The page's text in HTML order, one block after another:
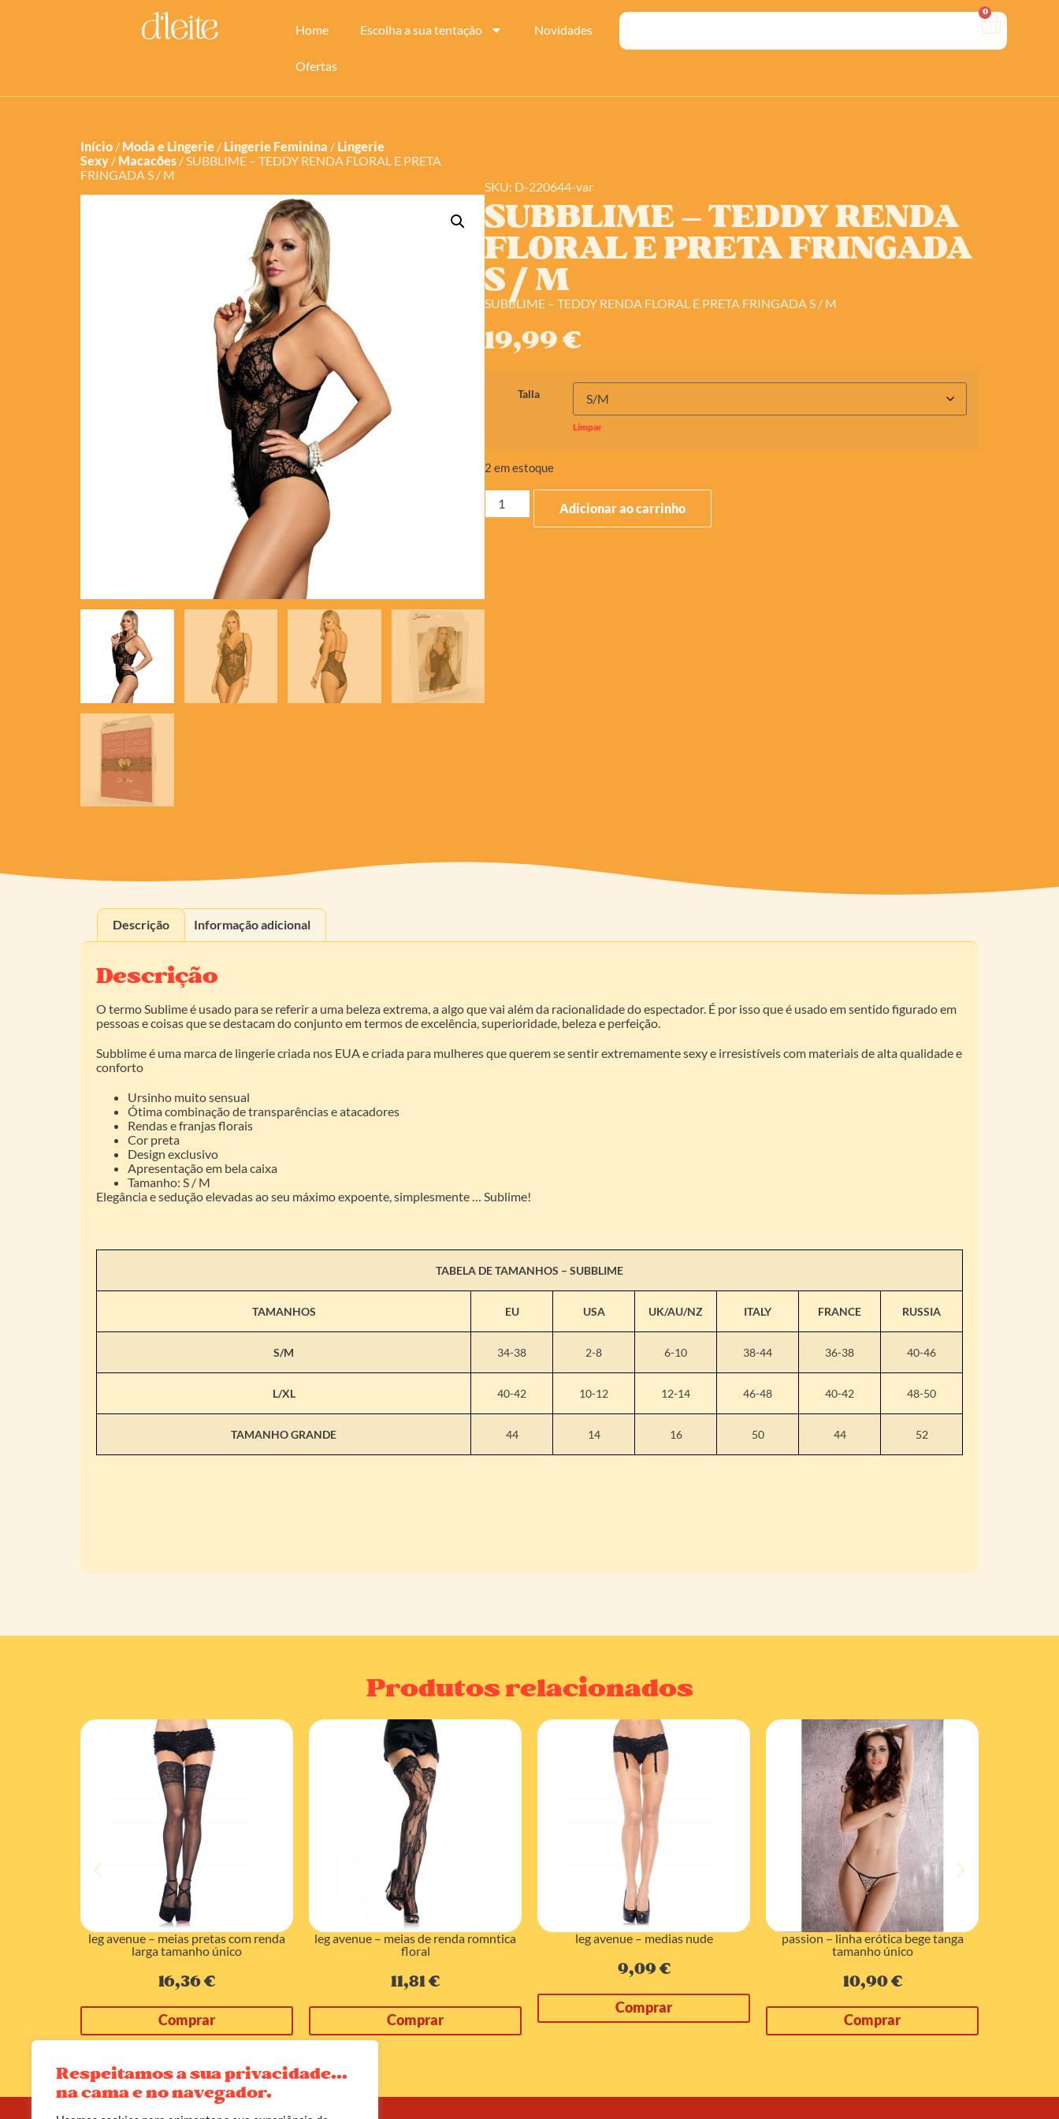
Respeitamos a sua privacidade...
na cama e no navegador.
Home Escolha a sua tentação Novidades
Ofertas
0
Início / Moda e Lingerie / Lingerie Feminina / Lingerie
Sexy / Macacões / SUBBLIME – TEDDY RENDA FLORAL E PRETA
FRINGADA S / M
SKU: D-220644-var
SUBBLIME – TEDDY RENDA
FLORAL E PRETA FRINGADA
S / M
SUBBLIME – TEDDY RENDA FLORAL E PRETA FRINGADA S / M
19,99€
Talla
Limpar
2 em estoque
Adicionar ao carrinho
Descrição Informação adicional
Descrição
O termo Sublime é usado para se referir a uma beleza extrema, a algo que vai além da racionalidade do espectador. É por isso que é usado em sentido figurado em
pessoas e coisas que se destacam do conjunto em termos de excelência, superioridade, beleza e perfeição.
Subblime é uma marca de lingerie criada nos EUA e criada para mulheres que querem se sentir extremamente sexy e irresistíveis com materiais de alta qualidade e
conforto
Ursinho muito sensual
Ótima combinação de transparências e atacadores
Rendas e franjas florais
Cor preta
Design exclusivo
Apresentação em bela caixa
Tamanho: S / M
Elegância e sedução elevadas ao seu máximo expoente, simplesmente … Sublime!
TABELA DE TAMANHOS – SUBBLIME
TAMANHOS EU USA UK/AU/NZ ITALY FRANCE RUSSIA
S/M 34-38 2-8 6-10 38-44 36-38 40-46
L/XL 40-42 10-12 12-14 46-48 40-42 48-50
TAMANHO GRANDE 44 14 16 50 44 52
Produtos relacionados
leg avenue – meias pretas com renda
larga tamanho único
16,36€
Comprar
leg avenue – meias de renda romntica
floral
11,81€
Comprar
leg avenue – medias nude
9,09€
Comprar
passion – linha erótica bege tanga
tamanho único
10,90€
Comprar